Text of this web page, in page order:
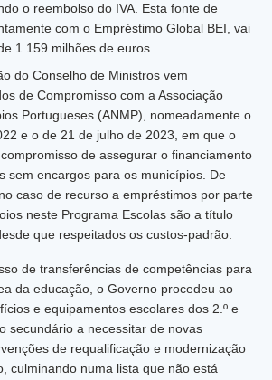
o reembolso do IVA. Esta fonte de
com o Empréstimo Global BEI, vai
1.159 milhões de euros.
do Conselho de Ministros vem
de Compromisso com a Associação
Portugueses (ANMP), nomeadamente o
e o de 21 de julho de 2023, em que o
de assegurar o financiamento
sem encargos para os municípios. De
caso de recurso a empréstimos por parte
neste Programa Escolas são a título
que respeitados os custos-padrão.
de transferências de competências para
da educação, o Governo procedeu ao
e equipamentos escolares dos 2.º e
secundário a necessitar de novas
de requalificação e modernização
culminando numa lista que não está